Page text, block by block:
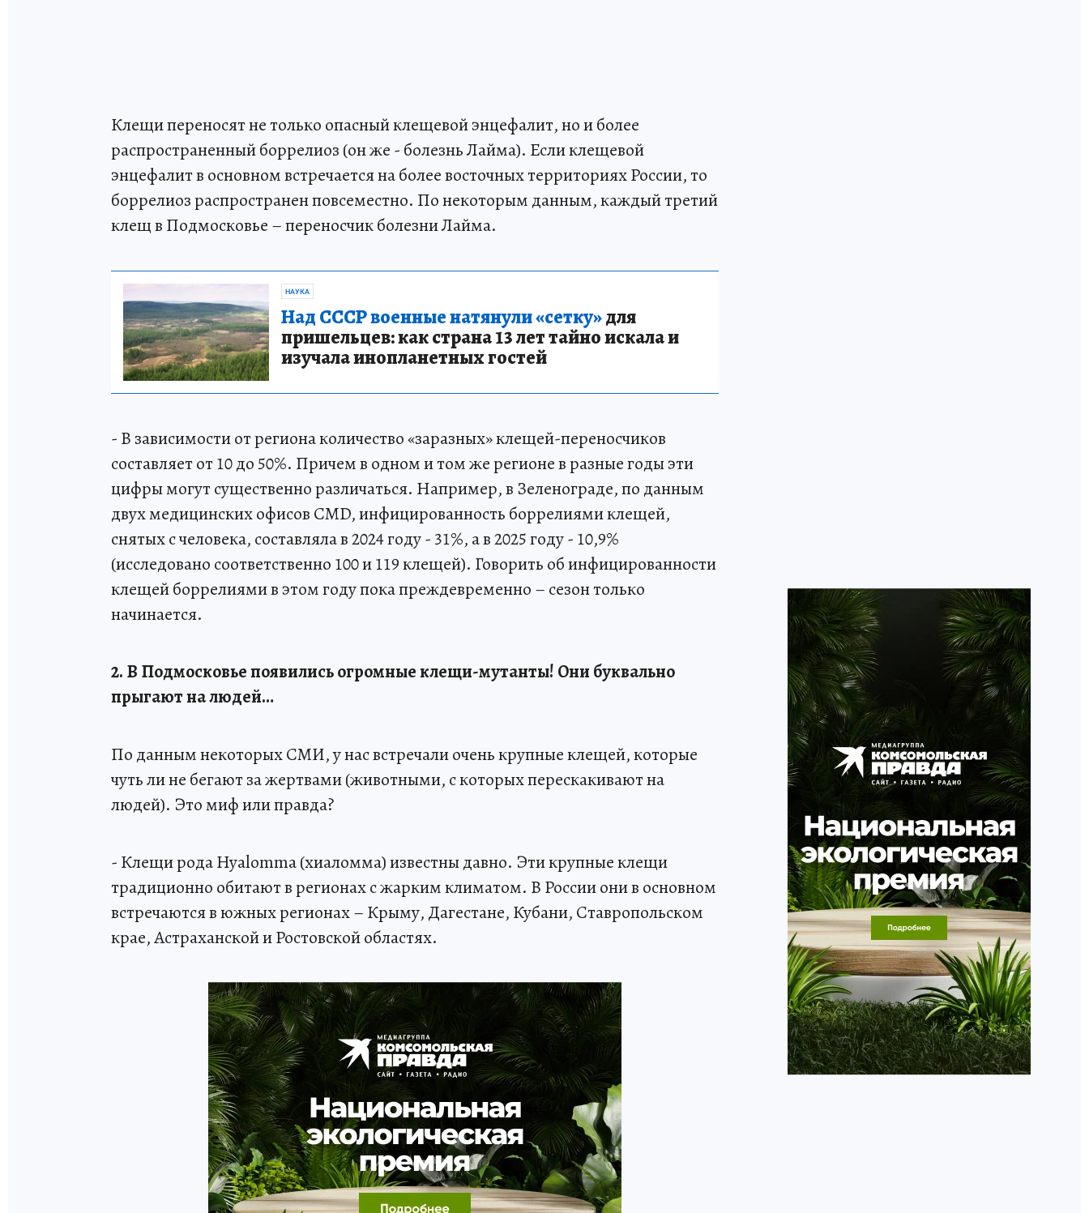
Клещи переносят не только опасный клещевой энцефалит, но и более
распространенный боррелиоз (он же - болезнь Лайма). Если клещевой
энцефалит в основном встречается на более восточных территориях России, то
боррелиоз распространен повсеместно. По некоторым данным, каждый третий
клещ в Подмосковье – переносчик болезни Лайма.
НАУКА
Над СССР военные натянули «сетку»для
пришельцев: как страна 13 лет тайно искала и
изучала инопланетных гостей
- В зависимости от региона количество «заразных» клещей-переносчиков
составляет от 10 до 50%. Причем в одном и том же регионе в разные годы эти
цифры могут существенно различаться. Например, в Зеленограде, по данным
двух медицинских офисов CMD, инфицированность боррелиями клещей,
снятых с человека, составляла в 2024 году - 31%, а в 2025 году - 10,9%
(исследовано соответственно 100 и 119 клещей). Говорить об инфицированности
клещей боррелиями в этом году пока преждевременно – сезон только
начинается.
2. В Подмосковье появились огромные клещи-мутанты! Они буквально
прыгают на людей…
По данным некоторых СМИ, у нас встречали очень крупные клещей, которые
чуть ли не бегают за жертвами (животными, с которых перескакивают на
людей). Это миф или правда?
- Клещи рода Hyalomma (хиаломма) известны давно. Эти крупные клещи
традиционно обитают в регионах с жарким климатом. В России они в основном
встречаются в южных регионах – Крыму, Дагестане, Кубани, Ставропольском
крае, Астраханской и Ростовской областях.